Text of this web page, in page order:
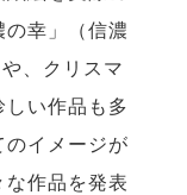
幸」（信濃
、クリスマ
い作品も多
のイメージが
作品を発表